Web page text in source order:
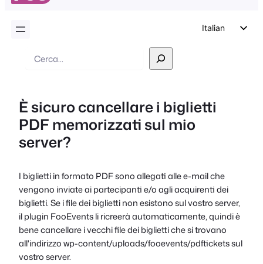
Italian
Spanish
Czech
Greek
Ricerca
È sicuro cancellare i biglietti
PDF memorizzati sul mio
server?
I biglietti in formato PDF sono allegati alle e-mail che
vengono inviate ai partecipanti e/o agli acquirenti dei
biglietti. Se i file dei biglietti non esistono sul vostro server,
il plugin FooEvents li ricreerà automaticamente, quindi è
bene cancellare i vecchi file dei biglietti che si trovano
all'indirizzowp-content/uploads/fooevents/pdfticketssul
vostro server.